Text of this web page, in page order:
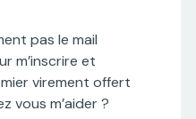
pas le mail
m’inscrire et
virement offert
vous m’aider ?